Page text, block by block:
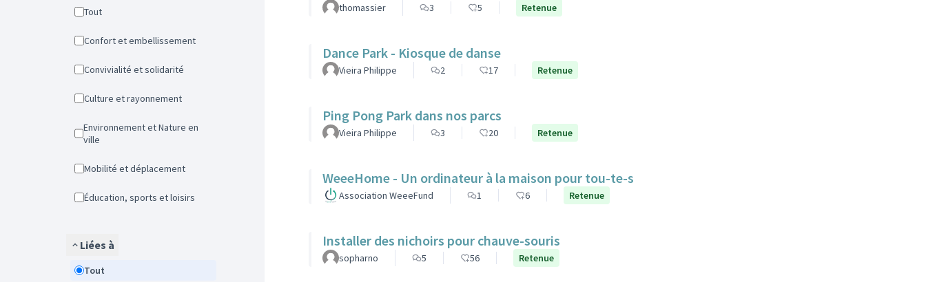
Tout
Confort et embellissement
Convivialité et solidarité
Culture et rayonnement
Environnement et Nature en
ville
Mobilité et déplacement
Éducation, sports et loisirs
Liées à
Tout
thomassier 3 5 Retenue
Dance Park - Kiosque de danse
Vieira Philippe 2 17 Retenue
Ping Pong Park dans nos parcs
Vieira Philippe 3 20 Retenue
WeeeHome - Un ordinateur à la maison pour tou-te-s
Association WeeeFund 1 6 Retenue
Installer des nichoirs pour chauve-souris
sopharno 5 56 Retenue